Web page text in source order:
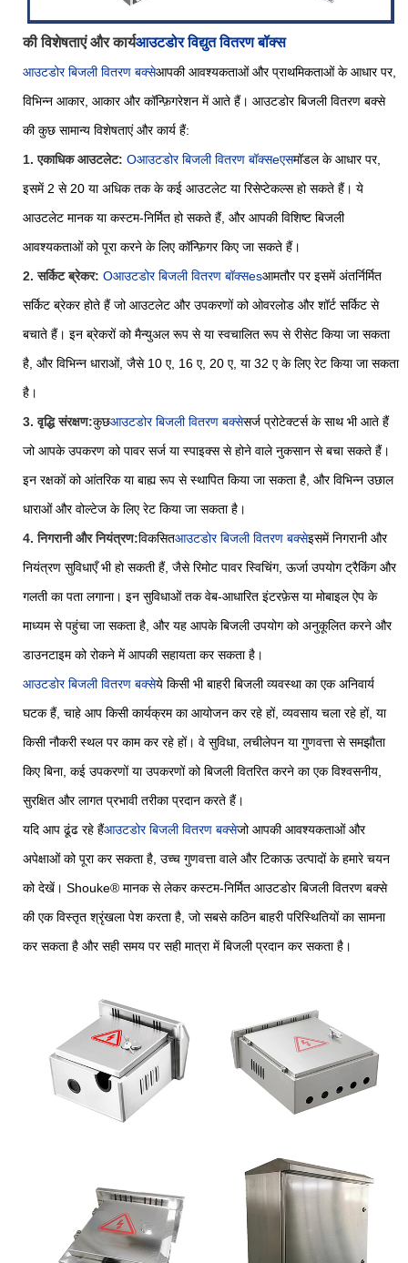
की विशेषताएं और कार्यआउटडोर विद्युत वितरण बॉक्स
आउटडोर बिजली वितरण बक्सेआपकी आवश्यकताओं और प्राथमिकताओं के आधार पर,
विभिन्न आकार, आकार और कॉन्फ़िगरेशन में आते हैं। आउटडोर बिजली वितरण बक्से
की कुछ सामान्य विशेषताएं और कार्य हैं:
1. एकाधिक आउटलेट: Oआउटडोर बिजली वितरण बॉक्सeएसमॉडल के आधार पर,
इसमें 2 से 20 या अधिक तक के कई आउटलेट या रिसेप्टेकल्स हो सकते हैं। ये
आउटलेट मानक या कस्टम-निर्मित हो सकते हैं, और आपकी विशिष्ट बिजली
आवश्यकताओं को पूरा करने के लिए कॉन्फ़िगर किए जा सकते हैं।
2. सर्किट ब्रेकर: Oआउटडोर बिजली वितरण बॉक्सesआमतौर पर इसमें अंतर्निर्मित
सर्किट ब्रेकर होते हैं जो आउटलेट और उपकरणों को ओवरलोड और शॉर्ट सर्किट से
बचाते हैं। इन ब्रेकरों को मैन्युअल रूप से या स्वचालित रूप से रीसेट किया जा सकता
है, और विभिन्न धाराओं, जैसे 10 ए, 16 ए, 20 ए, या 32 ए के लिए रेट किया जा सकता
है।
3. वृद्धि संरक्षण:कुछआउटडोर बिजली वितरण बक्सेसर्ज प्रोटेक्टर्स के साथ भी आते हैं
जो आपके उपकरण को पावर सर्ज या स्पाइक्स से होने वाले नुकसान से बचा सकते हैं।
इन रक्षकों को आंतरिक या बाह्य रूप से स्थापित किया जा सकता है, और विभिन्न उछाल
धाराओं और वोल्टेज के लिए रेट किया जा सकता है।
4. निगरानी और नियंत्रण:विकसितआउटडोर बिजली वितरण बक्सेइसमें निगरानी और
नियंत्रण सुविधाएँ भी हो सकती हैं, जैसे रिमोट पावर स्विचिंग, ऊर्जा उपयोग ट्रैकिंग और
गलती का पता लगाना। इन सुविधाओं तक वेब-आधारित इंटरफ़ेस या मोबाइल ऐप के
माध्यम से पहुंचा जा सकता है, और यह आपके बिजली उपयोग को अनुकूलित करने और
डाउनटाइम को रोकने में आपकी सहायता कर सकता है।
आउटडोर बिजली वितरण बक्सेये किसी भी बाहरी बिजली व्यवस्था का एक अनिवार्य
घटक हैं, चाहे आप किसी कार्यक्रम का आयोजन कर रहे हों, व्यवसाय चला रहे हों, या
किसी नौकरी स्थल पर काम कर रहे हों। वे सुविधा, लचीलेपन या गुणवत्ता से समझौता
किए बिना, कई उपकरणों या उपकरणों को बिजली वितरित करने का एक विश्वसनीय,
सुरक्षित और लागत प्रभावी तरीका प्रदान करते हैं।
यदि आप ढूंढ रहे हैंआउटडोर बिजली वितरण बक्सेजो आपकी आवश्यकताओं और
अपेक्षाओं को पूरा कर सकता है, उच्च गुणवत्ता वाले और टिकाऊ उत्पादों के हमारे चयन
को देखें। Shouke® मानक से लेकर कस्टम-निर्मित आउटडोर बिजली वितरण बक्से
की एक विस्तृत श्रृंखला पेश करता है, जो सबसे कठिन बाहरी परिस्थितियों का सामना
कर सकता है और सही समय पर सही मात्रा में बिजली प्रदान कर सकता है।